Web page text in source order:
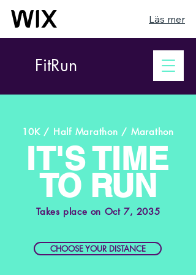
Läs mer